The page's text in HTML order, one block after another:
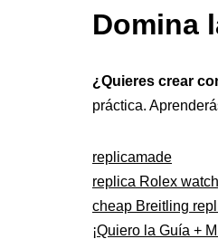
Domina
¿Quieres crear
práctica.
replicamade
replica Rolex
cheap Breitling
¡Quiero la Guía +